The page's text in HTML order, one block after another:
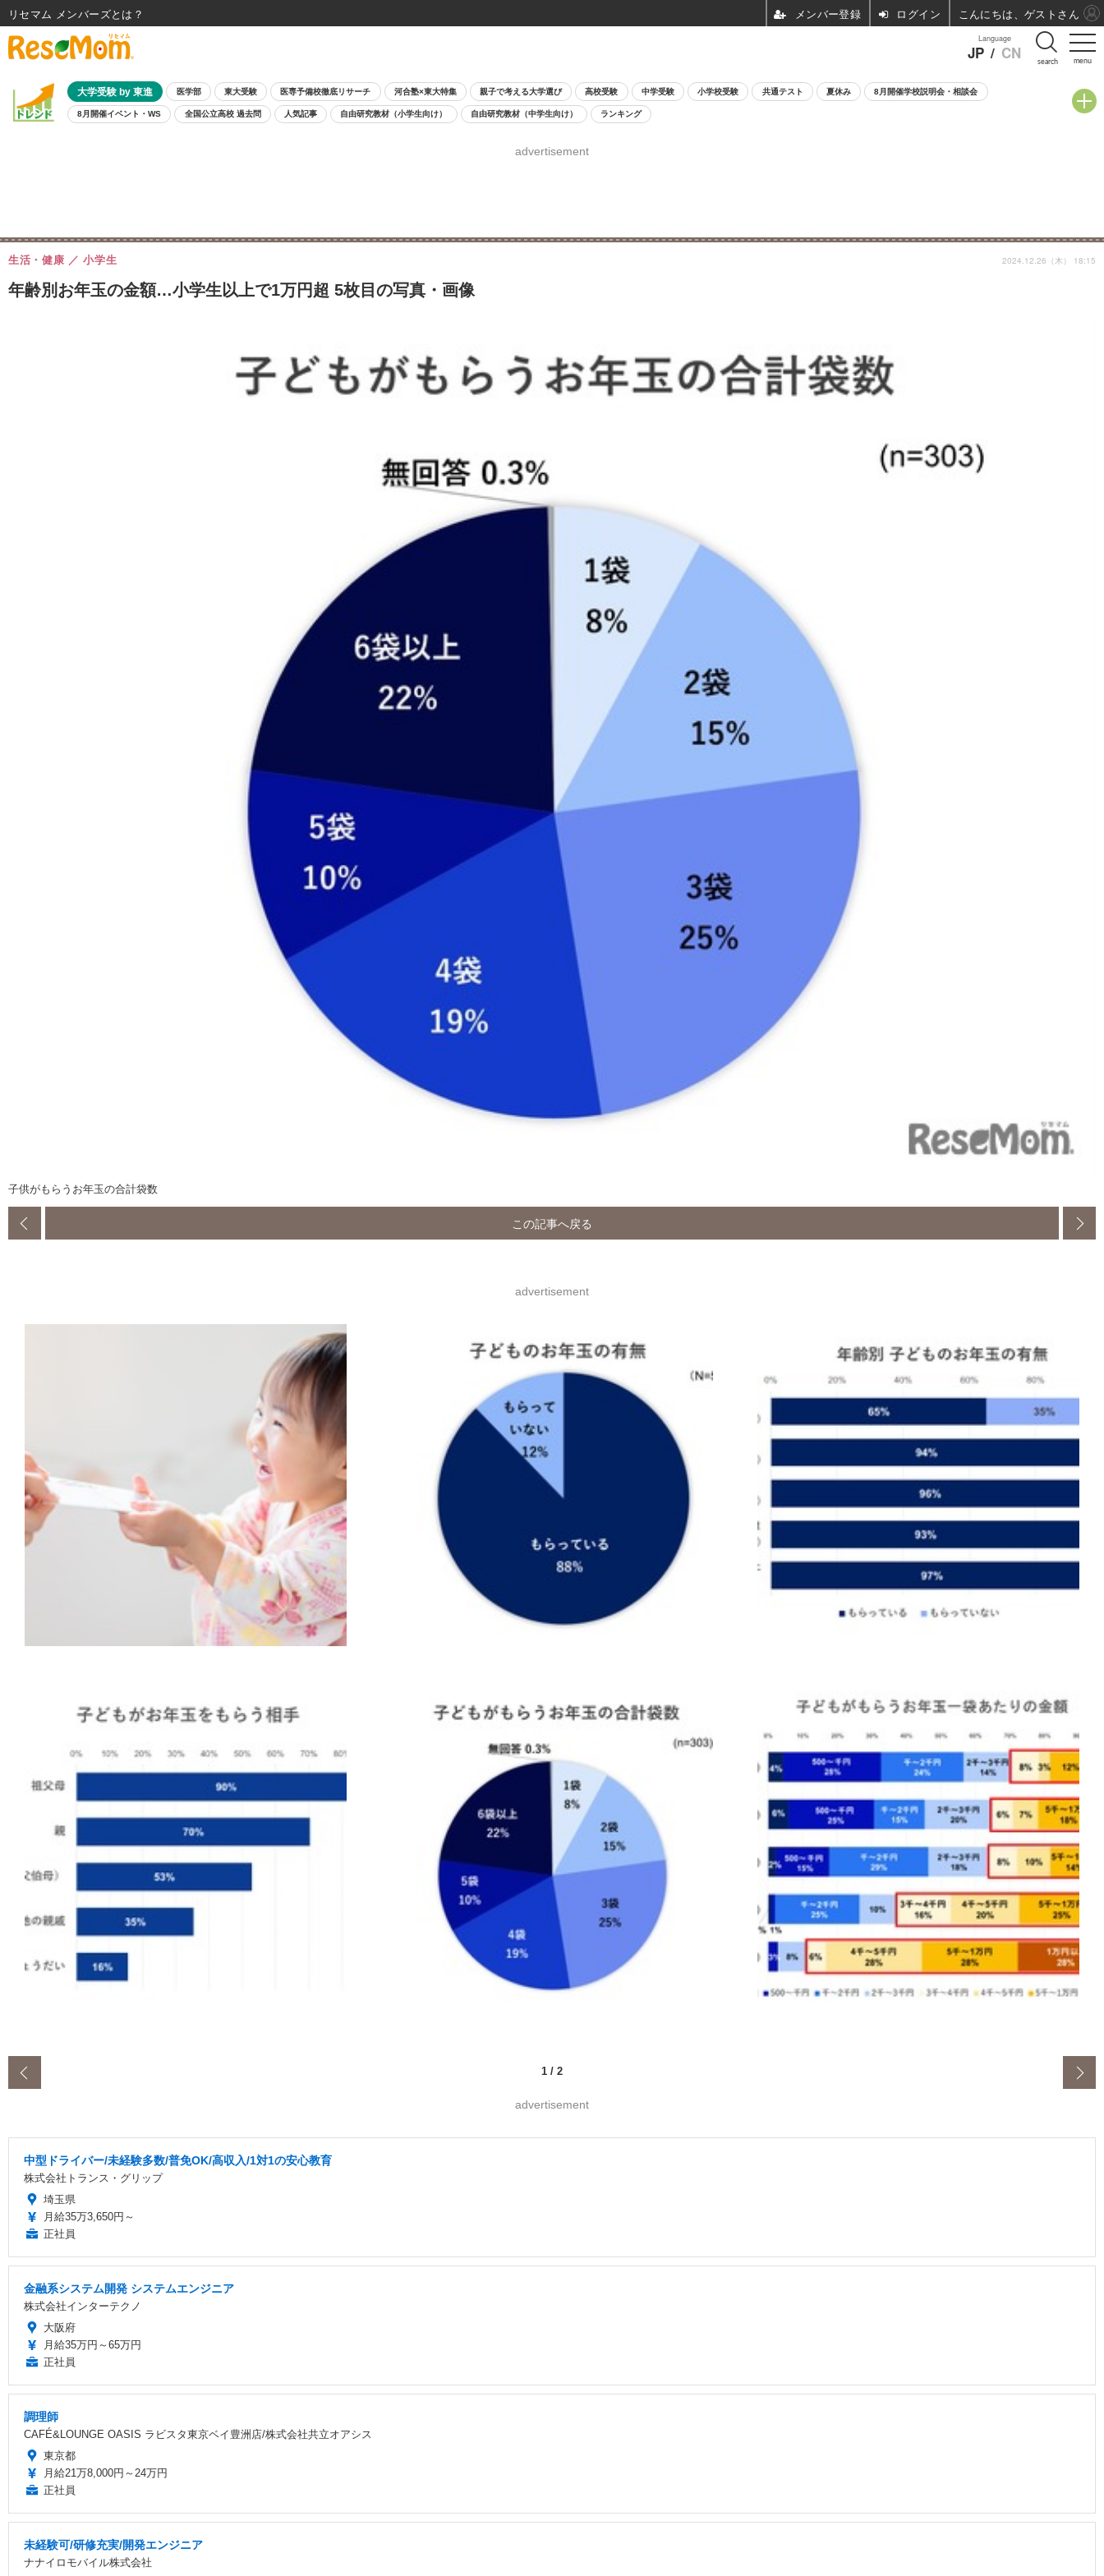
menu
Language
JP / CN search
大学受験 by 東進 医学部 東大受験 医専予備校徹底リサーチ 河合塾×東大特集 親子で考える大学選び 高校受験 中学受験 小学校受験 共通テスト 夏休み 8月開催学校説明会・相談会
8月開催イベント・WS 全国公立高校 過去問 人気記事 自由研究教材（小学生向け） 自由研究教材（中学生向け） ランキング
advertisement
年齢別お年玉の金額…小学生以上で1万円超 5枚目の写真・画像
生活・健康 小学生 2024.12.26（木） 18:15
子供がもらうお年玉の合計袋数
この記事へ戻る
advertisement
1 / 2
advertisement
中型ドライバー/未経験多数/普免OK/高収入/1対1の安心教育
株式会社トランス・グリップ
埼玉県
月給35万3,650円～
正社員
金融系システム開発 システムエンジニア
株式会社インターテクノ
大阪府
月給35万円～65万円
正社員
調理師
CAFÉ&LOUNGE OASIS ラビスタ東京ベイ豊洲店/株式会社共立オアシス
東京都
月給21万8,000円～24万円
正社員
未経験可/研修充実/開発エンジニア
ナナイロモバイル株式会社
リセマム メンバーズ ログイン こんにちは、ゲストさん